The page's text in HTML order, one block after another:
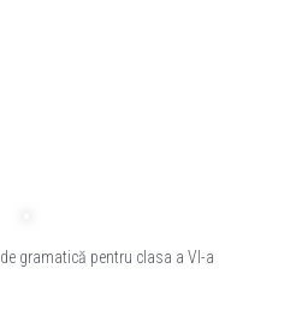
gramatică pentru clasa a VI-a